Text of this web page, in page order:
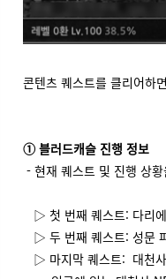
콘텐츠 퀘스트를 클리어하
① 블러드캐슬 진행 정보
- 현재 퀘스트 및 진행 상
▷ 첫 번째 퀘스트: 다리
▷ 두 번째 퀘스트: 성문
▷ 마지막 퀘스트: 대천